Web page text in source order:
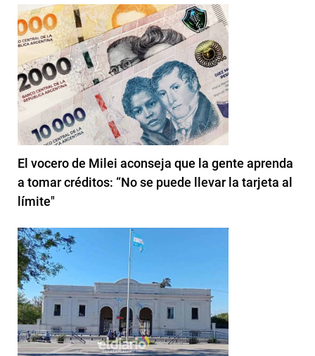
El vocero de Milei aconseja que la gente aprenda
a tomar créditos: “No se puede llevar la tarjeta al
límite"